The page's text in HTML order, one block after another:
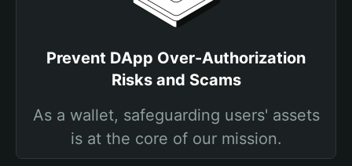
Prevent DApp Over-Authorization
Risks and Scams
As a wallet, safeguarding users' assets
is at the core of our mission.